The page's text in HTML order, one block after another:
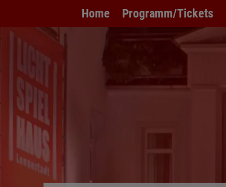
Home Programm/Tickets